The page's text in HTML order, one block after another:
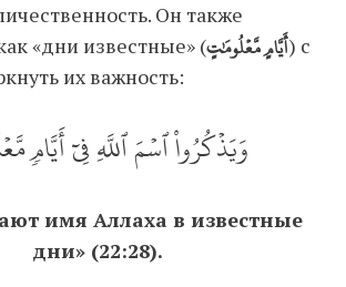
Он также
«дни известные» (
أَيَّامٍ مَّعۡلُومَٰتٍ
) с
их важность:
وَيَذۡكُرُواْ ٱسۡمَ ٱللَّهِ فِيٓ أَيَّامٖ
имя Аллаха в известные
дни» (22:28).